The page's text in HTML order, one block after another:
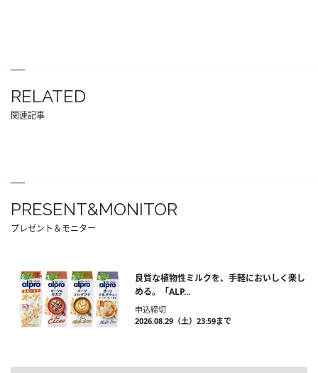
RELATED
関連記事
PRESENT&MONITOR
プレゼント＆モニター
良質な植物性ミルクを、手軽においしく楽し
める。「ALP...
申込締切
2026.08.29（土）23:59まで